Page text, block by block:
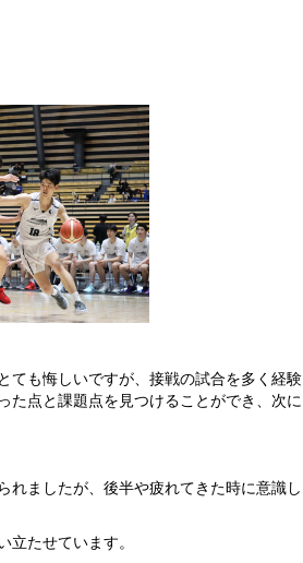
ても悔しいですが、接戦の試合を多く経験
た点と課題点を見つけることができ、次に
ましたが、後半や疲れてきた時に意識し
たせています。